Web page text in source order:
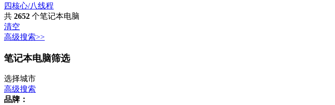
四核心/八线程
共 2652 个笔记本电脑
清空
高级搜索>>
笔记本电脑筛选
选择城市
高级搜索
品牌：